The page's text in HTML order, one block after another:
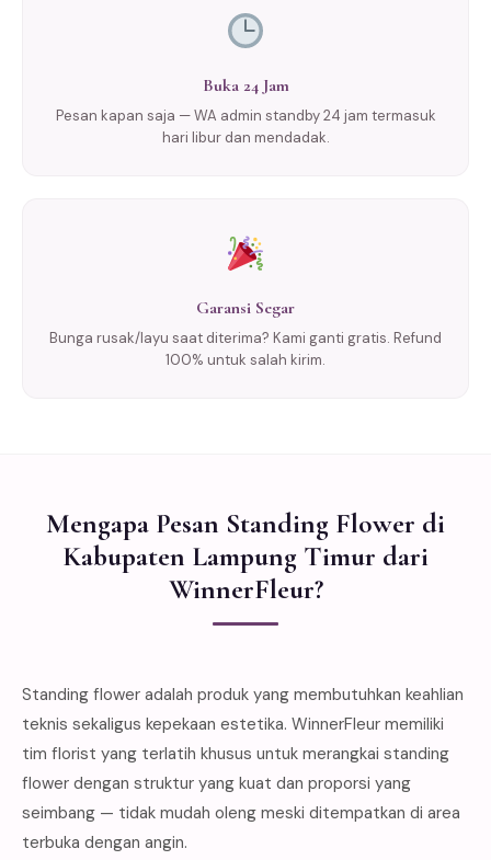
Buka 24 Jam
Pesan kapan saja — WA admin standby 24 jam termasuk
hari libur dan mendadak.
Garansi Segar
Bunga rusak/layu saat diterima? Kami ganti gratis. Refund
100% untuk salah kirim.
Mengapa Pesan Standing Flower di
Kabupaten Lampung Timur dari
WinnerFleur?
Standing flower adalah produk yang membutuhkan keahlian
teknis sekaligus kepekaan estetika. WinnerFleur memiliki
tim florist yang terlatih khusus untuk merangkai standing
flower dengan struktur yang kuat dan proporsi yang
seimbang — tidak mudah oleng meski ditempatkan di area
terbuka dengan angin.